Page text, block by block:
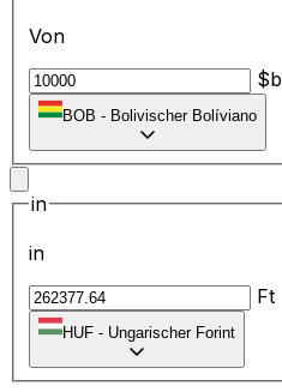
Von
$b
BOB - Bolivischer Bolíviano
in
in
Ft
HUF - Ungarischer Forint